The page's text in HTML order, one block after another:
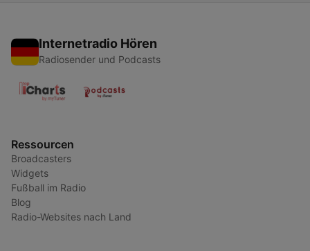
Internetradio Hören
Radiosender und Podcasts
Ressourcen
Broadcasters
Widgets
Fußball im Radio
Blog
Radio-Websites nach Land